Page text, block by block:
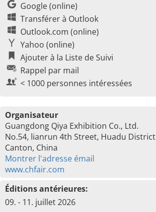
Google (online)
Transférer à Outlook
Outlook.com (online)
Yahoo (online)
Ajouter à la Liste de Suivi
Rappel par mail
< 1000 personnes intéressées
Organisateur
Guangdong Qiya Exhibition Co., Ltd.
No.54, lianrun 4th Street, Huadu District
Canton, China
Montrer l'adresse émail
www.chfair.com
Éditions antérieures:
09. - 11. juillet 2026